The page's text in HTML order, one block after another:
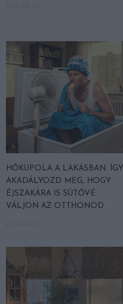
HŐKUPOLA A LAKÁSBAN: ÍGY
AKADÁLYOZD MEG, HOGY
ÉJSZAKÁRA IS SÜTŐVÉ
VÁLJON AZ OTTHONOD